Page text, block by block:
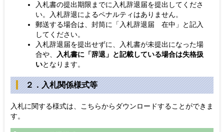
入札書の提出期限までに入札辞退届を提出してくださ
い。入札辞退によるペナルティはありません。
郵送する場合は、封筒に「入札辞退届 在中」と記入
してください。
入札辞退届を提出せずに、入札書が未提出になった場
合や、 入札書に「辞退」と記載している場合は失格扱
いとなります。
２．入札関係様式等
入札に関する様式は、こちらからダウンロードすることができま
す。